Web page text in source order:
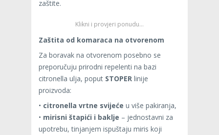
zaštite.
Klikni i provjeri ponudu…
Zaštita od komaraca na otvorenom
Za boravak na otvorenom posebno se
preporučuju prirodni repelenti na bazi
citronella ulja, poput STOPER linije
proizvoda:
• citronella vrtne svijeće u više pakiranja,
• mirisni štapići i baklje – jednostavni za
upotrebu, tinjanjem ispuštaju miris koji